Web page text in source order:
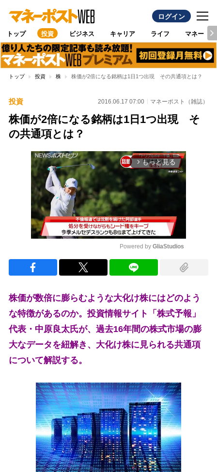
ログイン
トップ 投資 ビジネス キャリア ライフ マネー
トップ 投資 株 株価が2倍になる銘柄は1日1つ出現 その共通項とは？
投資 2016.06.17 07:00 マネーポスト（雑誌）
株価が2倍になる銘柄は1日1つ出現 そ
の共通項とは？
arrow_forward_ios もっと見る
Powered by GliaStudios
株価が数倍に膨らむような大化け株にはどのよう
な特徴があるのか。投資情報サイト「株式予報」
代表・中原良太氏が、過去16年間の株式市場の膨
大なデータを紐解き、大化け株に見られる共通項
について解説する。